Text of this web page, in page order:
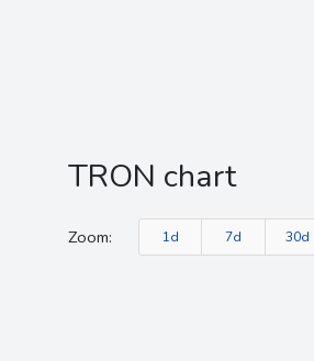
TRON chart
Zoom: 1d 7d 30d